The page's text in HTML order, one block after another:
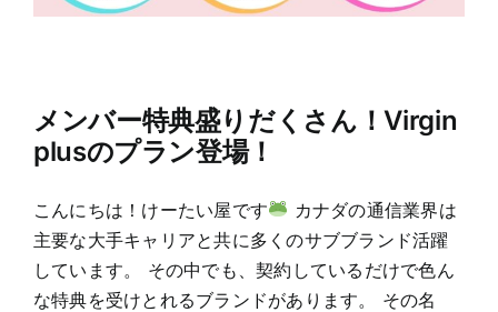
メンバー特典盛りだくさん！Virgin
plusのプラン登場！
こんにちは！けーたい屋です
カナダの通信業界は
主要な大手キャリアと共に多くのサブブランド活躍
しています。 その中でも、契約しているだけで色ん
な特典を受けとれるブランドがあります。 その名